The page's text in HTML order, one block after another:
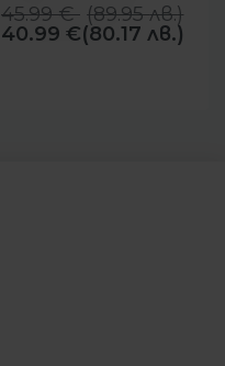
45.99€ (89.95лв.)
40.99 €(80.17 лв.)